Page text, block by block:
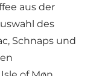
aus der
des
Schnaps und